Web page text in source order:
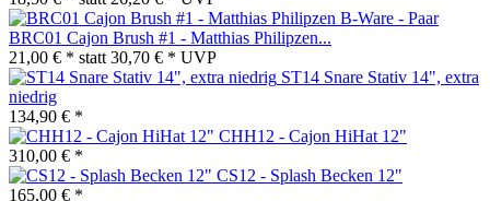
BRC01 Cajon Brush #1 - Matthias Philipzen...
21,00 € * statt 30,70 € * UVP
ST14 Snare Stativ 14", extra
niedrig
134,90 € *
CHH12 - Cajon HiHat 12"
310,00 € *
CS12 - Splash Becken 12"
165,00 € *